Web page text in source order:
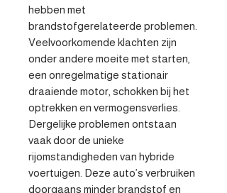
hebben met
brandstofgerelateerde problemen.
Veelvoorkomende klachten zijn
onder andere moeite met starten,
een onregelmatige stationair
draaiende motor, schokken bij het
optrekken en vermogensverlies.
Dergelijke problemen ontstaan
vaak door de unieke
rijomstandigheden van hybride
voertuigen. Deze auto’s verbruiken
doorgaans minder brandstof en